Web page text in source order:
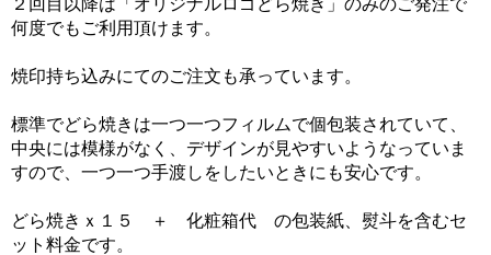
何度でもご利用頂けます。
焼印持ち込みにてのご注文も承っています。
標準でどら焼きは一つ一つフィルムで個包装されていて、
中央には模様がなく、デザインが見やすいようなっていま
すので、一つ一つ手渡しをしたいときにも安心です。
どら焼きｘ１５ ＋ 化粧箱代 の包装紙、熨斗を含むセ
ット料金です。